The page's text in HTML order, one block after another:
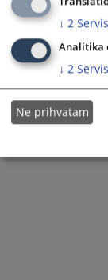
↓ 2
Analitika
↓ 2
Ne prihvatam